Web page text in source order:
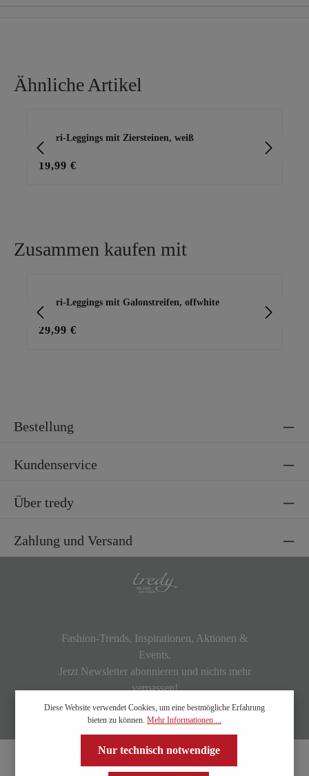
Ähnliche Artikel
Capri-Leggings mit Ziersteinen, weiß
19,99 €
Zusammen kaufen mit
Capri-Leggings mit Galonstreifen, offwhite
29,99 €
Bestellung
Kundenservice
Über tredy
Zahlung und Versand
Fashion-Trends, Inspirationen, Aktionen &
Events.
Jetzt Newsletter abonnieren und nichts mehr
verpassen!
Diese Website verwendet Cookies, um eine bestmögliche Erfahrung
bieten zu können. Mehr Informationen ...
Nur technisch notwendige